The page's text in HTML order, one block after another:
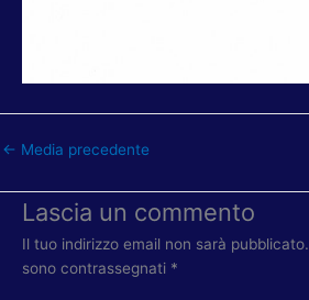
← Media precedente
Lascia un commento
Il tuo indirizzo email non sarà pubblicato.
sono contrassegnati *